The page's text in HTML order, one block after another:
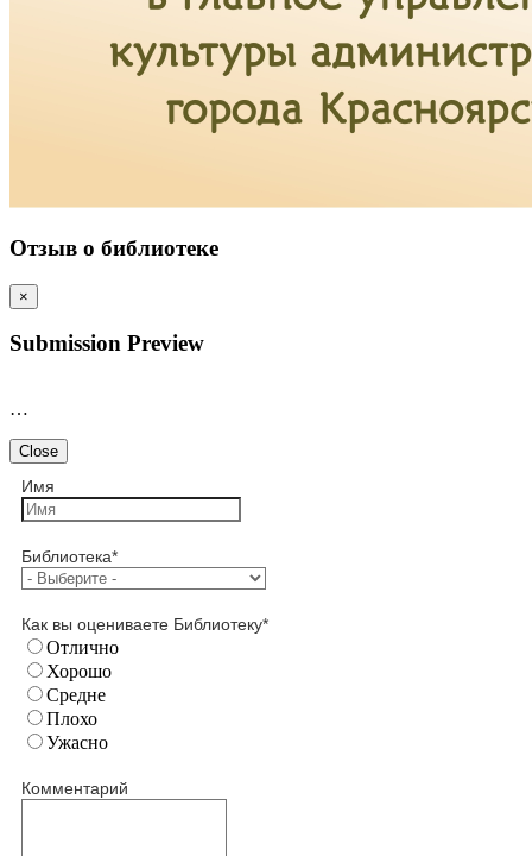
Отзыв о библиотеке
×
Submission Preview
…
Close
Имя
Библиотека*
Как вы оцениваете Библиотеку*
Отлично
Хорошо
Средне
Плохо
Ужасно
Комментарий